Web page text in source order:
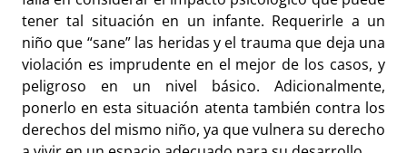
tener tal situación en un infante. Requerirle a un
niño que “sane” las heridas y el trauma que deja una
violación es imprudente en el mejor de los casos, y
peligroso en un nivel básico. Adicionalmente,
ponerlo en esta situación atenta también contra los
derechos del mismo niño, ya que vulnera su derecho